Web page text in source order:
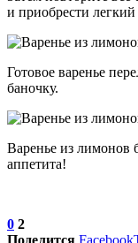
и приобрести
Готовое варенье
баночку.
Варенье из лимонов
аппетита!
0 2
Поделится Facebook